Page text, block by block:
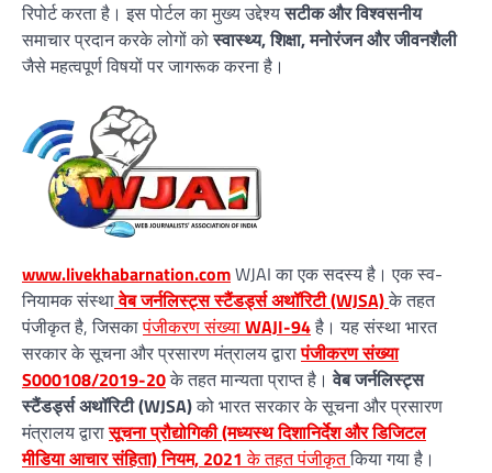
रिपोर्ट करता है। इस पोर्टल का मुख्य उद्देश्यसटीक और विश्वसनीय
समाचार प्रदान करके लोगों कोस्वास्थ्य, शिक्षा, मनोरंजन और जीवनशैली
जैसे महत्वपूर्ण विषयों पर जागरूक करना है।
www.livekhabarnation.comWJAI का एक सदस्य है। एक स्व-
नियामक संस्थावेब जर्नलिस्ट्स स्टैंडर्ड्स अथॉरिटी (WJSA)के तहत
पंजीकृत है, जिसकापंजीकरण संख्याWAJI-94है। यह संस्था भारत
सरकार के सूचना और प्रसारण मंत्रालय द्वारापंजीकरण संख्या
S000108/2019-20के तहत मान्यता प्राप्त है।वेब जर्नलिस्ट्स
स्टैंडर्ड्स अथॉरिटी (WJSA)को भारत सरकार के सूचना और प्रसारण
मंत्रालय द्वारासूचना प्रौद्योगिकी (मध्यस्थ दिशानिर्देश और डिजिटल
मीडिया आचार संहिता) नियम, 2021 के तहत पंजीकृतकिया गया है।